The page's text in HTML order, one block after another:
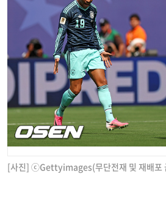
[사진] ⓒGettyimages(무단전재 및 재배포